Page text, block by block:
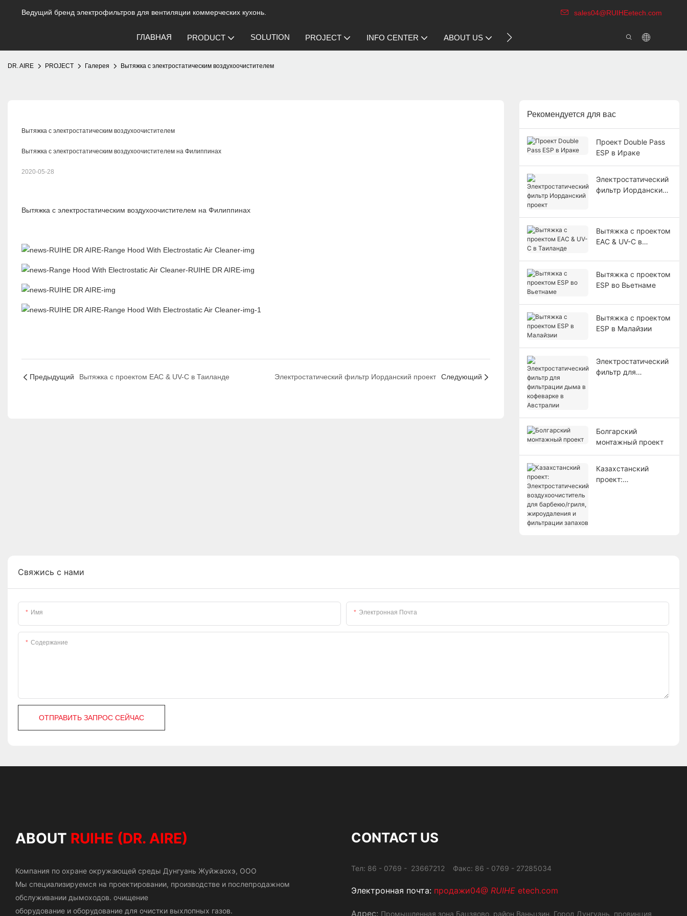
Ведущий бренд электрофильтров для вентиляции коммерческих кухонь. sales04@RUIHEetech.com
ГЛАВНАЯ PRODUCT SOLUTION PROJECT INFO CENTER ABOUT US VIDEO
DR. AIRE PROJECT Галерея Вытяжка с электростатическим воздухоочистителем
Вытяжка с электростатическим воздухоочистителем
Вытяжка с электростатическим воздухоочистителем на Филиппинах
2020-05-28
Вытяжка с электростатическим воздухоочистителем на Филиппинах
Предыдущий Вытяжка с проектом EAC & UV-C в Таиланде Электростатический фильтр Иорданский проект Следующий
Рекомендуется для вас
Проект Double Pass
ESP в Ираке
Электростатический
фильтр Иорданский
Вытяжка с проектом
EAC & UV-C в
Вытяжка с проектом
ESP во Вьетнаме
Вытяжка с проектом
ESP в Малайзии
Электростатический
фильтр для
Болгарский
монтажный проект
Казахстанский
проект:
Свяжись с нами
Имя Электронная Почта
Содержание
ОТПРАВИТЬ ЗАПРОС СЕЙЧАС
ABOUT RUIHE (DR. AIRE)
Компания по охране окружающей среды Дунгуань Жуйжаохэ, ООО
Мы специализируемся на проектировании, производстве и послепродажном
обслуживании дымоходов. очищение
оборудование и оборудование для очистки выхлопных газов.
CONTACT US
Тел: 86 - 0769 - 23667212 Факс: 86 - 0769 - 27285034
Электронная почта: продажи04@ RUIHE etech.com
Адрес: Промышленная зона Бацзяово, район Ваньцзин, Город Дунгуань, провинция